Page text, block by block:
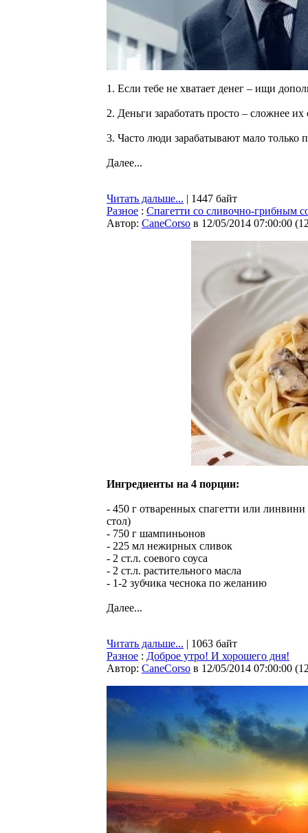
1. Если тебе не хватает денег – ищи
2. Деньги заработать просто – сложнее
3. Часто люди зарабатывают мало только
Далее...
Читать дальше... | 1447 байт
Разное : Спагетти со сливочно-грибным
Автор: CaneCorso в 12/05/2014 07:00:00 (
Ингредиенты на 4 порции:
- 450 г отваренных спагетти или
стол)
- 750 г шампиньонов
- 225 мл нежирных сливок
- 2 ст.л. соевого соуса
- 2 ст.л. растительного масла
- 1-2 зубчика чеснока по желанию
Далее...
Читать дальше... | 1063 байт
Разное : Доброе утро! И хорошего дня!
Автор: CaneCorso в 12/05/2014 07:00:00 (